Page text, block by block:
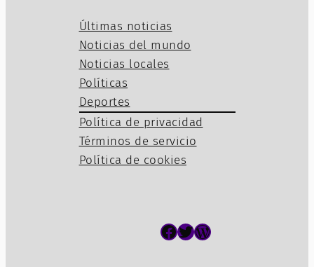
Últimas noticias
Noticias del mundo
Noticias locales
Políticas
Deportes
Política de privacidad
Términos de servicio
Política de cookies
Facebook Twitter WordPress